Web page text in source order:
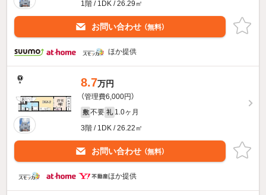
1階 / 1DK / 26.29㎡
お問い合わせ （無料）
ほか提供
8.7万円
（管理費6,000円）
敷 不要 礼 1.0ヶ月
3階 / 1DK / 26.22㎡
お問い合わせ （無料）
ほか提供